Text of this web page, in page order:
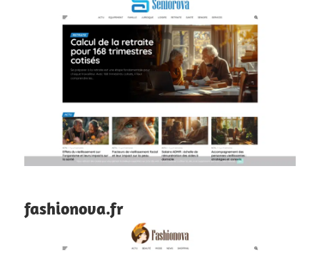
fashionova.fr